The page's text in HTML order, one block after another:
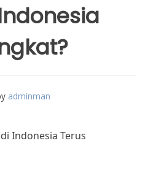
adminman
Indonesia Terus